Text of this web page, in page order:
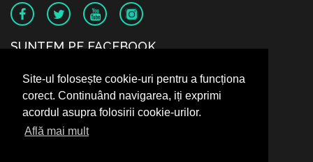
Site-ul folosește cookie-uri pentru a funcționa
corect. Continuând navigarea, iți exprimi
acordul asupra folosirii cookie-urilor.
Află mai mult
SUNTEM PE FACEBOOK